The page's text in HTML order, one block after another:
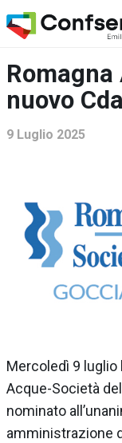
nuovo Cda
9 Luglio 2025
Mercoledì 9 luglio
Acque-Società
nominato
amministrazione